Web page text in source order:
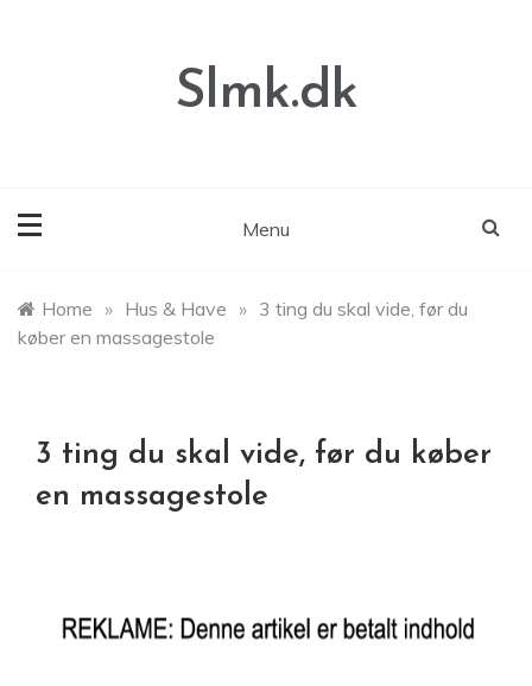
Slmk.dk
Menu
Home » Hus & Have » 3 ting du skal vide, før du
køber en massagestole
3 ting du skal vide, før du køber
en massagestole